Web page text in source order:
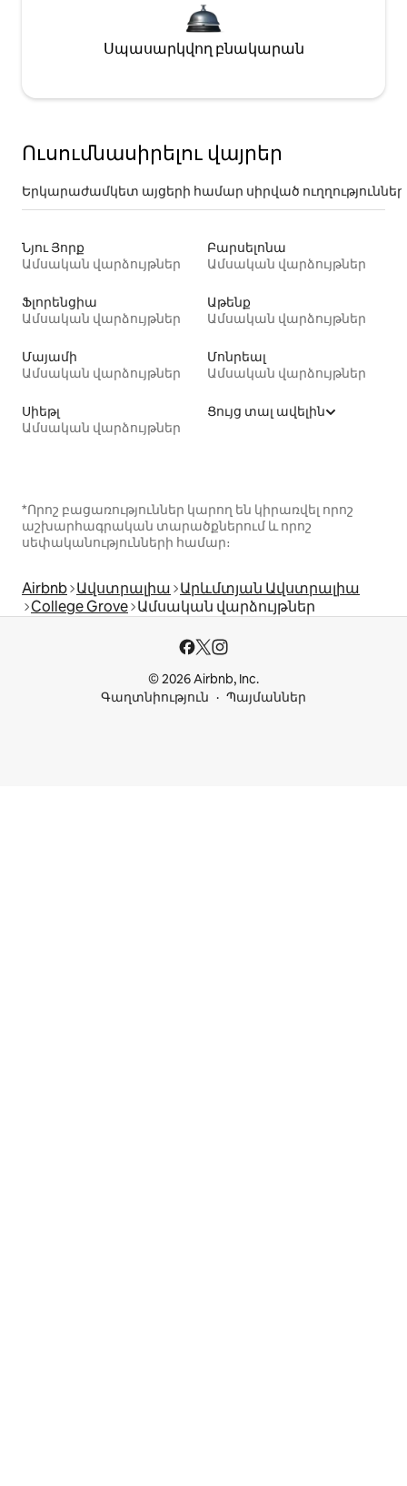
Սպասարկվող բնակարան
Ուսումնասիրելու վայրեր
Երկարաժամկետ այցերի համար սիրված ուղղություններ
Նյու Յորք
Ամսական վարձույթներ
Բարսելոնա
Ամսական վարձույթներ
Ֆլորենցիա
Ամսական վարձույթներ
Աթենք
Ամսական վարձույթներ
Մայամի
Ամսական վարձույթներ
Մոնրեալ
Ամսական վարձույթներ
Սիեթլ
Ամսական վարձույթներ
Ցույց տալ ավելին
*Որոշ բացառություններ կարող են կիրառվել որոշ
աշխարհագրական տարածքներում և որոշ
սեփականությունների համար։
Airbnb Ավստրալիա Արևմտյան Ավստրալիա
College Grove Ամսական վարձույթներ
© 2026 Airbnb, Inc.
Գաղտնիություն
Պայմաններ